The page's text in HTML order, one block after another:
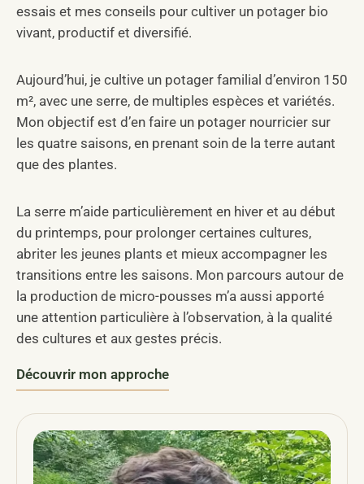
essais et mes conseils pour cultiver un potager bio
vivant, productif et diversifié.
Aujourd’hui, je cultive un potager familial d’environ 150
m², avec une serre, de multiples espèces et variétés.
Mon objectif est d’en faire un potager nourricier sur
les quatre saisons, en prenant soin de la terre autant
que des plantes.
La serre m’aide particulièrement en hiver et au début
du printemps, pour prolonger certaines cultures,
abriter les jeunes plants et mieux accompagner les
transitions entre les saisons. Mon parcours autour de
la production de micro-pousses m’a aussi apporté
une attention particulière à l’observation, à la qualité
des cultures et aux gestes précis.
Découvrir mon approche